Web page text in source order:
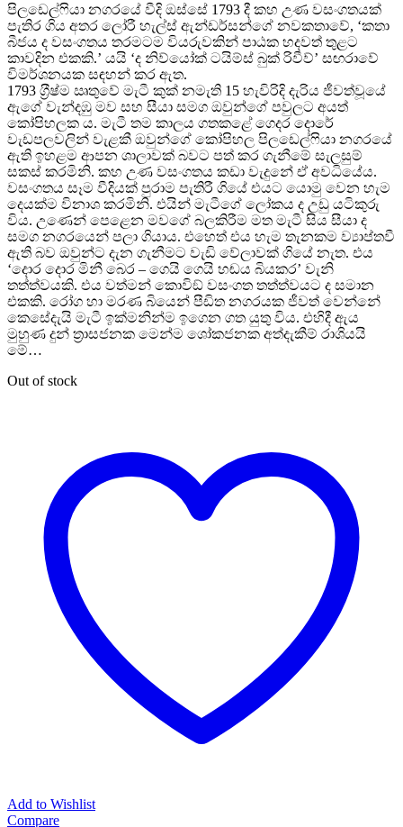
පිලඩෙල්ෆියා නගරයේ වීදි ඔස්සේ 1793 දී කහ උණ වසංගතයක්
පැතිර ගිය අතර ලෝරී හැල්ස් ඇන්ඩර්සන්ගේ නවකතාවේ, ‘කතා
බීජය ද වසංගතය තරමටම වියරුවකින් පාඨක හදවත් තුළට
කාවදින එකකි.’ යයි ‘ද නිව්යෝක් ටයිම්ස් බුක් රිවීව්’ සඟරාවේ
විමර්ශනයක සඳහන් කර ඇත.
1793 ග‍්‍රීෂ්ම ඍතුවේ මැටී කුක් නමැති 15 හැවිරිදි දැරිය ජීවත්වූයේ
ඇගේ වැන්දඹු මව සහ සීයා සමග ඔවුන්ගේ පවුලට අයත්
කෝපිහලක ය. මැටී තම කාලය ගතකළේ ගෙදර දොරේ
වැඩපලවලින් වැළකී ඔවුන්ගේ කෝපිහල පිලඩෙල්ෆියා නගරයේ
ඇති ඉහළම ආපන ශාලාවක් බවට පත් කර ගැනීමේ සැලසුම්
සකස් කරමිනි. කහ උණ වසංගතය කඩා වැදුනේ ඒ අවධියේය.
වසංගතය සෑම වීදියක් පුරාම පැතිරී ගියේ එයට යොමු වෙන හැම
දෙයක්ම විනාශ කරමිනි. එයින් මැටීගේ ලෝකය ද උඩු යටිකුරු
විය. උණෙන් පෙළෙන මවගේ බලකිරීම මත මැටී සිය සීයා ද
සමග නගරයෙන් පලා ගියාය. එහෙත් එය හැම තැනකම ව්‍යාප්තවී
ඇති බව ඔවුන්ට දැන ගැනීමට වැඩි වේලාවක් ගියේ නැත. එය
‘දොර දොර මිනී බෙර – ගෙයි ගෙයි හඬය බියකර’ වැනි
තත්ත්වයකි. එය වත්මන් කොවිඞ් වසංගත තත්ත්වයට ද සමාන
එකකි. රෝග හා මරණ බියෙන් පීඩිත නගරයක ජීවත් වෙන්නේ
කෙසේදැයි මැටී ඉක්මනින්ම ඉගෙන ගත යුතු විය. එහිදී ඇය
මුහුණ දුන් ත‍්‍රාසජනක මෙන්ම ශෝකජනක අත්දැකීම් රාශියයි
මේ…
Out of stock
Add to Wishlist
Compare